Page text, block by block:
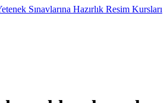
Sınavlarına Hazırlık Resim Kursları